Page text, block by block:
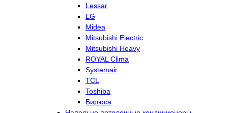
Lessar
LG
Midea
Mitsubishi Electric
Mitsubishi Heavy
ROYAL Clima
Systemair
TCL
Toshiba
Бирюса